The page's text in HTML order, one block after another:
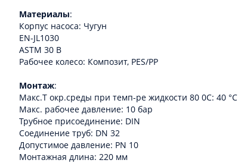
Материалы:
Корпус насоса: Чугун
EN-JL1030
ASTM 30 B
Рабочее колесо: Композит, PES/PP
Монтаж:
Макс.T окр.среды при темп-ре жидкости 80 0C: 40 °C
Макс. рабочее давление: 10 бар
Трубное присоединение: DIN
Соединение труб: DN 32
Допустимое давление: PN 10
Монтажная длина: 220 мм